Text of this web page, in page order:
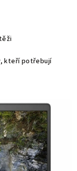
kteří potřebují